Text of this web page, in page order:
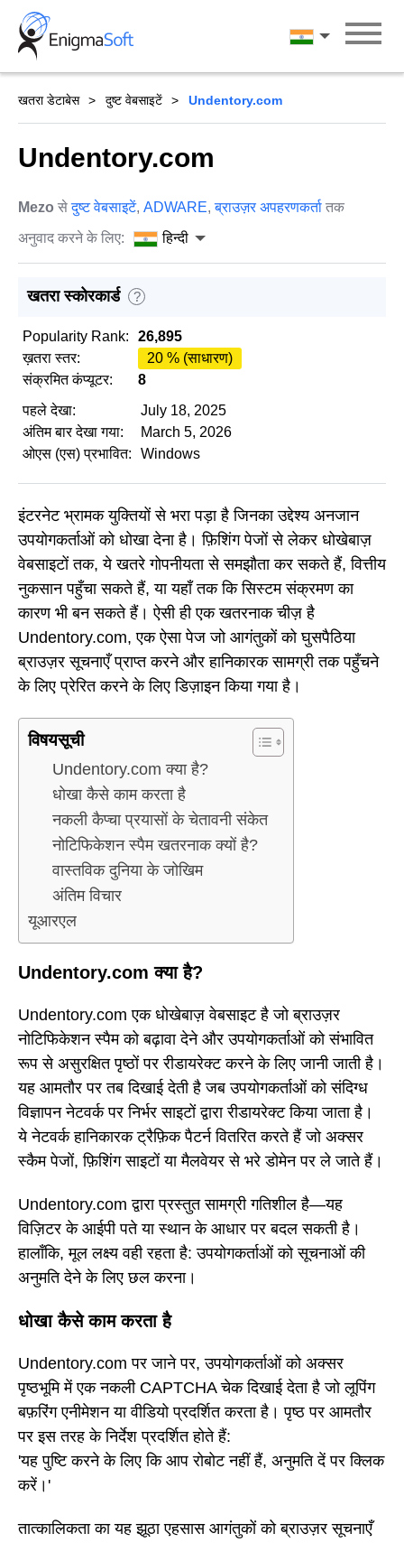
Skip
content
हिन्दी
खतरा डेटाबेस दुष्ट वेबसाइटें Undentory.com
Undentory.com
Mezo सेदुष्ट वेबसाइटें, ADWARE,ब्राउज़र अपहरणकर्ता तक
अनुवाद करने के लिए:
हिन्दी
खतरा स्कोरकार्ड ?
Popularity Rank:
26,895
ख़तरा स्तर:
20 % (साधारण)
संक्रमित कंप्यूटर:
8
पहले देखा:
July 18, 2025
अंतिम बार देखा गया:
March 5, 2026
ओएस (एस) प्रभावित:
Windows
इंटरनेट भ्रामक युक्तियों से भरा पड़ा है जिनका उद्देश्य अनजान
उपयोगकर्ताओं को धोखा देना है। फ़िशिंग पेजों से लेकर धोखेबाज़
वेबसाइटों तक, ये खतरे गोपनीयता से समझौता कर सकते हैं, वित्तीय
नुकसान पहुँचा सकते हैं, या यहाँ तक कि सिस्टम संक्रमण का
कारण भी बन सकते हैं। ऐसी ही एक खतरनाक चीज़ है
Undentory.com, एक ऐसा पेज जो आगंतुकों को घुसपैठिया
ब्राउज़र सूचनाएँ प्राप्त करने और हानिकारक सामग्री तक पहुँचने
के लिए प्रेरित करने के लिए डिज़ाइन किया गया है।
विषयसूची
Undentory.com क्या है?
धोखा कैसे काम करता है
नकली कैप्चा प्रयासों के चेतावनी संकेत
नोटिफिकेशन स्पैम खतरनाक क्यों है?
वास्तविक दुनिया के जोखिम
अंतिम विचार
यूआरएल
Undentory.com क्या है?
Undentory.com एक धोखेबाज़ वेबसाइट है जो ब्राउज़र
नोटिफिकेशन स्पैम को बढ़ावा देने और उपयोगकर्ताओं को संभावित
रूप से असुरक्षित पृष्ठों पर रीडायरेक्ट करने के लिए जानी जाती है।
यह आमतौर पर तब दिखाई देती है जब उपयोगकर्ताओं को संदिग्ध
विज्ञापन नेटवर्क पर निर्भर साइटों द्वारा रीडायरेक्ट किया जाता है।
ये नेटवर्क हानिकारक ट्रैफ़िक पैटर्न वितरित करते हैं जो अक्सर
स्कैम पेजों, फ़िशिंग साइटों या मैलवेयर से भरे डोमेन पर ले जाते हैं।
Undentory.com द्वारा प्रस्तुत सामग्री गतिशील है—यह
विज़िटर के आईपी पते या स्थान के आधार पर बदल सकती है।
हालाँकि, मूल लक्ष्य वही रहता है: उपयोगकर्ताओं को सूचनाओं की
अनुमति देने के लिए छल करना।
धोखा कैसे काम करता है
Undentory.com पर जाने पर, उपयोगकर्ताओं को अक्सर
पृष्ठभूमि में एक नकली CAPTCHA चेक दिखाई देता है जो लूपिंग
बफ़रिंग एनीमेशन या वीडियो प्रदर्शित करता है। पृष्ठ पर आमतौर
पर इस तरह के निर्देश प्रदर्शित होते हैं:
'यह पुष्टि करने के लिए कि आप रोबोट नहीं हैं, अनुमति दें पर क्लिक
करें।'
तात्कालिकता का यह झूठा एहसास आगंतुकों को ब्राउज़र सूचनाएँ